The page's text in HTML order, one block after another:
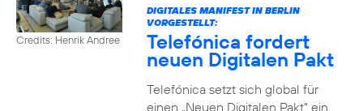
Credits: Henrik Andree
DIGITALES MANIFEST IN BERLIN
VORGESTELLT:
Telefónica fordert
neuen Digitalen Pakt
Telefónica setzt sich global für
einen „Neuen Digitalen Pakt“ ein.